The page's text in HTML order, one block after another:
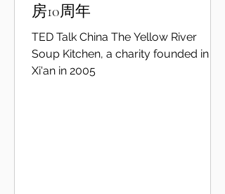
房10周年
TED Talk China The Yellow River
Soup Kitchen, a charity founded in
Xi'an in 2005